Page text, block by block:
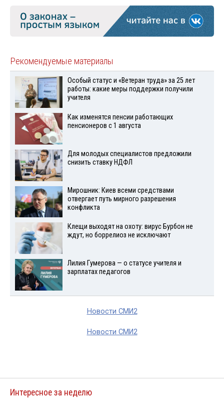
Рекомендуемые материалы
Особый статус и «Ветеран труда» за 25 лет
работы: какие меры поддержки получили
учителя
Как изменятся пенсии работающих
пенсионеров с 1 августа
Для молодых специалистов предложили
снизить ставку НДФЛ
Мирошник: Киев всеми средствами
отвергает путь мирного разрешения
конфликта
Клещи выходят на охоту: вирус Бурбон не
ждут, но боррелиоз не исключают
Лилия Гумерова — о статусе учителя и
зарплатах педагогов
Новости СМИ2
Новости СМИ2
Интересное за неделю